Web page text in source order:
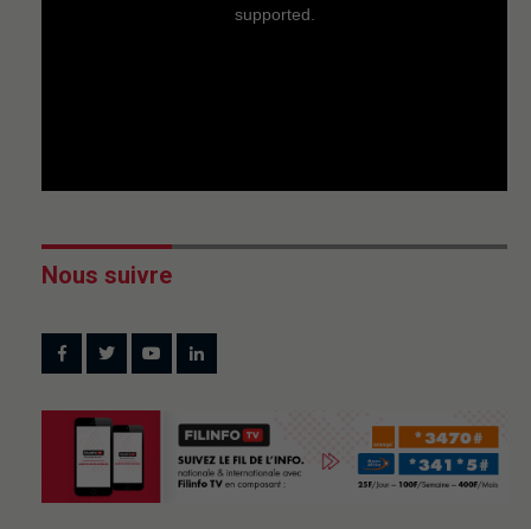
supported.
Nous suivre